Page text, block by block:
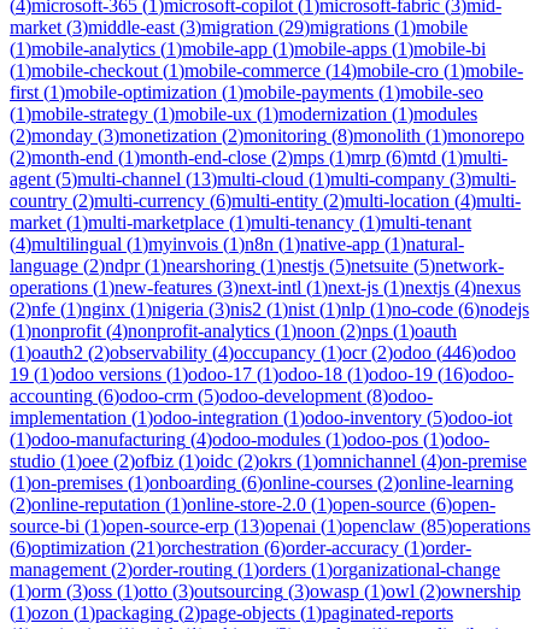
(4)microsoft-365 (1)microsoft-copilot (1)microsoft-fabric (3)mid-
market (3)middle-east (3)migration (29)migrations (1)mobile
(1)mobile-analytics (1)mobile-app (1)mobile-apps (1)mobile-bi
(1)mobile-checkout (1)mobile-commerce (14)mobile-cro (1)mobile-
first (1)mobile-optimization (1)mobile-payments (1)mobile-seo
(1)mobile-strategy (1)mobile-ux (1)modernization (1)modules
(2)monday (3)monetization (2)monitoring (8)monolith (1)monorepo
(2)month-end (1)month-end-close (2)mps (1)mrp (6)mtd (1)multi-
agent (5)multi-channel (13)multi-cloud (1)multi-company (3)multi-
country (2)multi-currency (6)multi-entity (2)multi-location (4)multi-
market (1)multi-marketplace (1)multi-tenancy (1)multi-tenant
(4)multilingual (1)myinvois (1)n8n (1)native-app (1)natural-
language (2)ndpr(1)nearshoring (1)nestjs (5)netsuite (5)network-
operations (1)new-features (3)next-intl (1)next-js (1)nextjs (4)nexus
(2)nfe (1)nginx (1)nigeria (3)nis2 (1)nist (1)nlp (1)no-code (6)nodejs
(1)nonprofit (4)nonprofit-analytics (1)noon (2)nps (1)oauth
(1)oauth2 (2)observability (4)occupancy (1)ocr(2)odoo (446)odoo
19 (1)odoo versions (1)odoo-17 (1)odoo-18 (1)odoo-19 (16)odoo-
accounting (6)odoo-crm (5)odoo-development (8)odoo-
implementation (1)odoo-integration (1)odoo-inventory (5)odoo-iot
(1)odoo-manufacturing (4)odoo-modules (1)odoo-pos (1)odoo-
studio (1)oee (2)ofbiz (1)oidc (2)okrs (1)omnichannel (4)on-premise
(1)on-premises (1)onboarding (6)online-courses (2)online-learning
(2)online-reputation (1)online-store-2.0 (1)open-source (6)open-
source-bi (1)open-source-erp (13)openai (1)openclaw (85)operations
(6)optimization (21)orchestration (6)order-accuracy (1)order-
management (2)order-routing (1)orders (1)organizational-change
(1)orm (3)oss (1)otto (3)outsourcing (3)owasp (1)owl (2)ownership
(1)ozon (1)packaging (2)page-objects (1)paginated-reports